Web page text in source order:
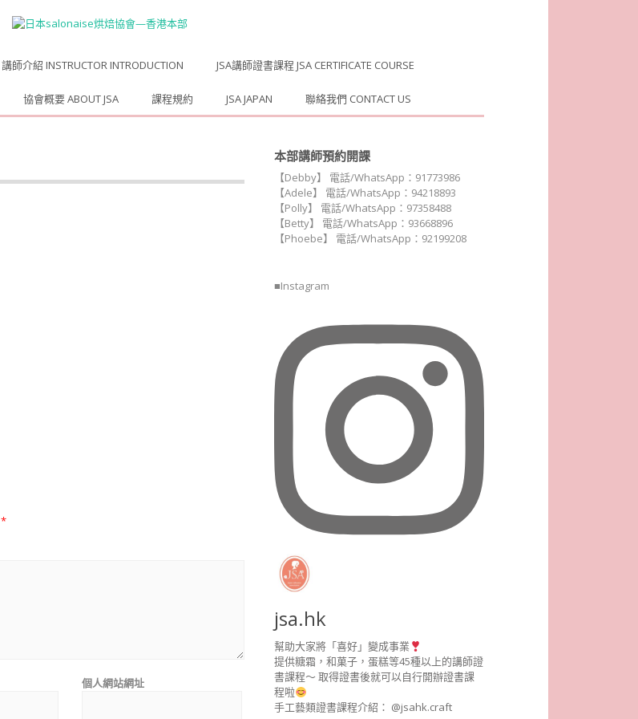
講師介紹 INSTRUCTOR INTRODUCTION JSA講師證書課程 JSA CERTIFICATE COURSE
協會概要 ABOUT JSA 課程規約 JSA JAPAN 聯絡我們 CONTACT US
*
個人網站網址
本部講師預約開課
【Debby】 電話/WhatsApp：91773986
【Adele】 電話/WhatsApp：94218893
【Polly】 電話/WhatsApp：97358488
【Betty】 電話/WhatsApp：93668896
【Phoebe】 電話/WhatsApp：92199208
■Instagram
jsa.hk
幫助大家將「喜好」變成事業
提供糖霜，和菓子，蛋糕等45種以上的講師證
書課程～ 取得證書後就可以自行開辦證書課
程啦
手工藝類證書課程介紹： @jsahk.craft